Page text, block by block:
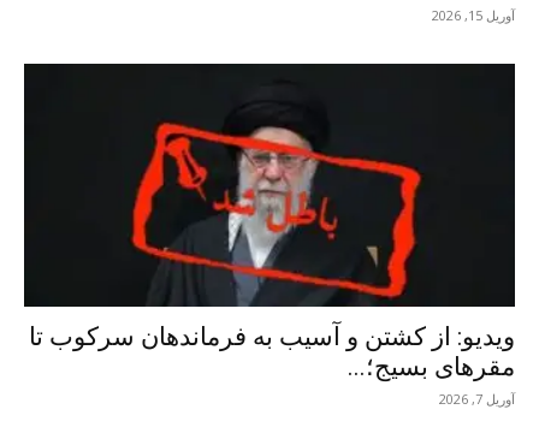
آوریل 15, 2026
ویدیو: از کشتن و آسیب به فرماندهان سرکوب تا
مقرهای بسیج؛...
آوریل 7, 2026